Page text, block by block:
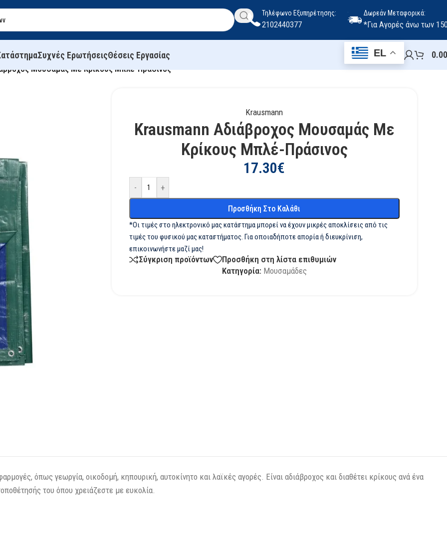
Τηλέφωνο Εξυπηρέτησης:
2102440377
Δωρεάν Μεταφορικά:
*Για Αγορές άνω των
Συχνές ΕρωτήσειςΘέσεις Εργασίας EL 0.00
Μουσαμάς Με Κρίκους Μπλέ-Πράσινος
Krausmann
Krausmann Αδιάβροχος Μουσαμάς Με
Κρίκους Μπλέ-Πράσινος
17.30€
- +
Προσθήκη Στο Καλάθι
*Οι τιμές στο ηλεκτρονικό μας κατάστημα μπορεί να έχουν μικρές αποκλίσεις από τις
τιμές του φυσικού μας καταστήματος. Για οποιαδήποτε απορία ή διευκρίνιση,
επικοινωνήστε μαζί μας!
Σύγκριση προϊόντων
Προσθήκη στη λίστα επιθυμιών
Κατηγορία: Μουσαμάδες
όπως γεωργία, οικοδομή, κηπουρική, αυτοκίνητο και λαϊκές αγορές. Είναι αδιάβροχος και διαθέτει κρίκους ανά ένα
του όπου χρειάζεστε με ευκολία.